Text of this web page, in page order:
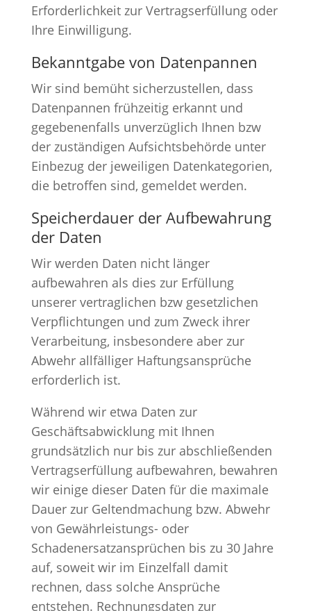
Erforderlichkeit zur Vertragserfüllung oder
Ihre Einwilligung.
Bekanntgabe von Datenpannen
Wir sind bemüht sicherzustellen, dass
Datenpannen frühzeitig erkannt und
gegebenenfalls unverzüglich Ihnen bzw
der zuständigen Aufsichtsbehörde unter
Einbezug der jeweiligen Datenkategorien,
die betroffen sind, gemeldet werden.
Speicherdauer der Aufbewahrung
der Daten
Wir werden Daten nicht länger
aufbewahren als dies zur Erfüllung
unserer vertraglichen bzw gesetzlichen
Verpflichtungen und zum Zweck ihrer
Verarbeitung, insbesondere aber zur
Abwehr allfälliger Haftungsansprüche
erforderlich ist.
Während wir etwa Daten zur
Geschäftsabwicklung mit Ihnen
grundsätzlich nur bis zur abschließenden
Vertragserfüllung aufbewahren, bewahren
wir einige dieser Daten für die maximale
Dauer zur Geltendmachung bzw. Abwehr
von Gewährleistungs- oder
Schadenersatzansprüchen bis zu 30 Jahre
auf, soweit wir im Einzelfall damit
rechnen, dass solche Ansprüche
entstehen. Rechnungsdaten zur